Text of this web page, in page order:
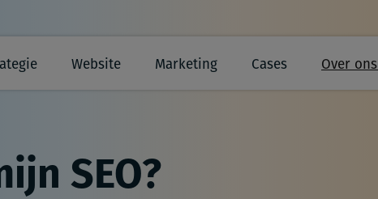
Website Marketing Cases Over ons
SEO?